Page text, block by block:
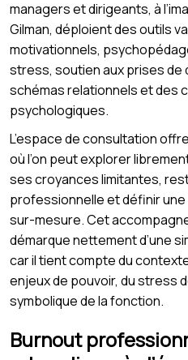
managers et dirigeants, à
Gilman, déploient des outils
motivationnels,
stress, soutien aux prises
schémas relationnels et des
psychologiques.
L’espace de consultation
où l’on peut explorer
ses croyances limitantes,
professionnelle et définir
sur-mesure. Cet
démarque nettement d’une
car il tient compte du
enjeux de pouvoir, du stress
symbolique de la fonction.
Burnout